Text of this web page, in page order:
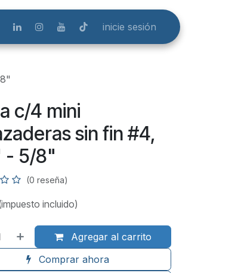
inicie sesión
c/4 mini
sin fin #4,
- 5/8"
(0 reseña)
incluido)
Agregar al carrito
Comprar ahora